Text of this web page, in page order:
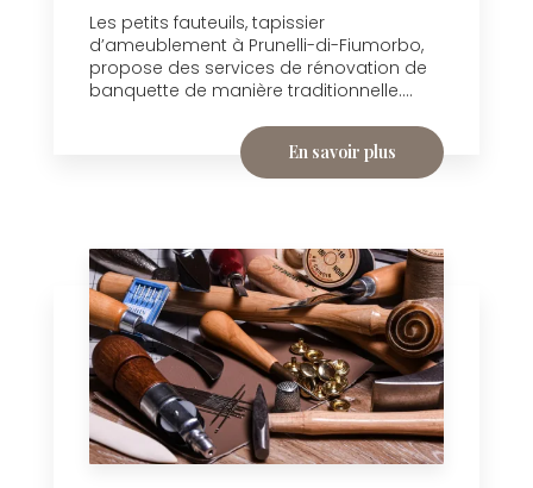
Les petits fauteuils, tapissier
d’ameublement à Prunelli-di-Fiumorbo,
propose des services de rénovation de
banquette de manière traditionnelle....
En savoir plus